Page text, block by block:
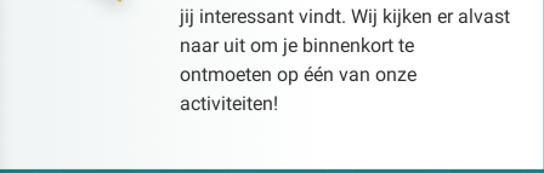
jij interessant vindt. Wij kijken er alvast
naar uit om je binnenkort te
ontmoeten op één van onze
activiteiten!